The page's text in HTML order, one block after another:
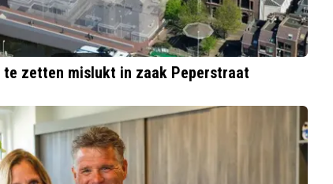
zetten mislukt in zaak Peperstraat